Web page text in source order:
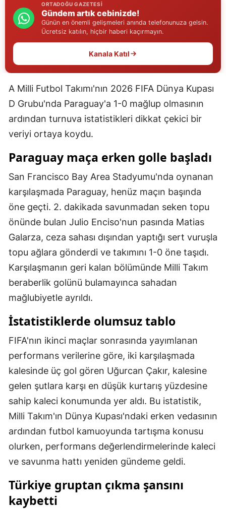
Giresun
Hakkari
Hatay
Isparta
İstanbul
İzmir
Kars
Kastamonu
Kayseri
Kırklareli
Kütahya
Malatya
Manisa
Kahramanmaraş
Mardin
Muş
Nevşehir
ORTADOĞU GAZETESI
Gündem artık cebinizde!
Günün en önemli gelişmeleri anında telefonunuza gelsin.
Ücretsiz katılın, hiçbir haberi kaçırmayın.
Kanala Katıl
A Milli Futbol Takımı'nın 2026 FIFA Dünya Kupası
D Grubu'nda Paraguay'a 1-0 mağlup olmasının
ardından turnuva istatistikleri dikkat çekici bir
veriyi ortaya koydu.
Paraguay maça erken golle başladı
San Francisco Bay Area Stadyumu'nda oynanan
karşılaşmada Paraguay, henüz maçın başında
öne geçti. 2. dakikada savunmadan seken topu
önünde bulan Julio Enciso'nun pasında Matias
Galarza, ceza sahası dışından yaptığı sert vuruşla
topu ağlara gönderdi ve takımını 1-0 öne taşıdı.
Karşılaşmanın geri kalan bölümünde Milli Takım
beraberlik golünü bulamayınca sahadan
mağlubiyetle ayrıldı.
İstatistiklerde olumsuz tablo
FIFA'nın ikinci maçlar sonrasında yayımlanan
performans verilerine göre, iki karşılaşmada
kalesinde üç gol gören Uğurcan Çakır, kalesine
gelen şutlara karşı en düşük kurtarış yüzdesine
sahip kaleci konumunda yer aldı. Bu istatistik,
Milli Takım'ın Dünya Kupası'ndaki erken vedasının
ardından futbol kamuoyunda tartışma konusu
olurken, performans değerlendirmelerinde kaleci
ve savunma hattı yeniden gündeme geldi.
Türkiye gruptan çıkma şansını
kaybetti